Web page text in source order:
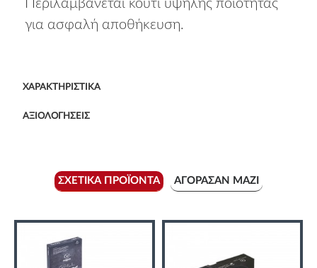
Περιλαμβάνεται κουτί υψηλής ποιότητας
για ασφαλή αποθήκευση.
ΧΑΡΑΚΤΗΡΙΣΤΙΚΆ
ΑΞΙΟΛΟΓΉΣΕΙΣ
ΣΧΕΤΙΚΆ ΠΡΟΪΌΝΤΑ ΑΓΌΡΑΣΑΝ ΜΑΖΊ